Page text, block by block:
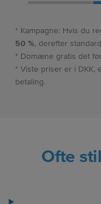
* Kampagne: Hvis du
50 %, derefter
* Domæne gratis det
* Viste priser er i DKK,
betaling.
Ofte